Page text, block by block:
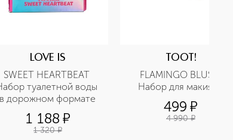
LOVE IS
SWEET HEARTBEAT
туалетной воды
в дорожном формате
1 188 ¤
1 320 ¤
TOOT!
FLAMINGO BLUSH
Набор для макияжа
499 ¤
4 990 ¤